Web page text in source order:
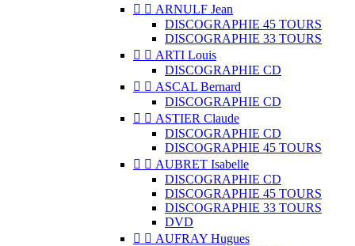
  ARNULF Jean
DISCOGRAPHIE 45 TOURS
DISCOGRAPHIE 33 TOURS
  ARTI Louis
DISCOGRAPHIE CD
  ASCAL Bernard
DISCOGRAPHIE CD
  ASTIER Claude
DISCOGRAPHIE CD
DISCOGRAPHIE 45 TOURS
  AUBRET Isabelle
DISCOGRAPHIE CD
DISCOGRAPHIE 45 TOURS
DISCOGRAPHIE 33 TOURS
DVD
  AUFRAY Hugues